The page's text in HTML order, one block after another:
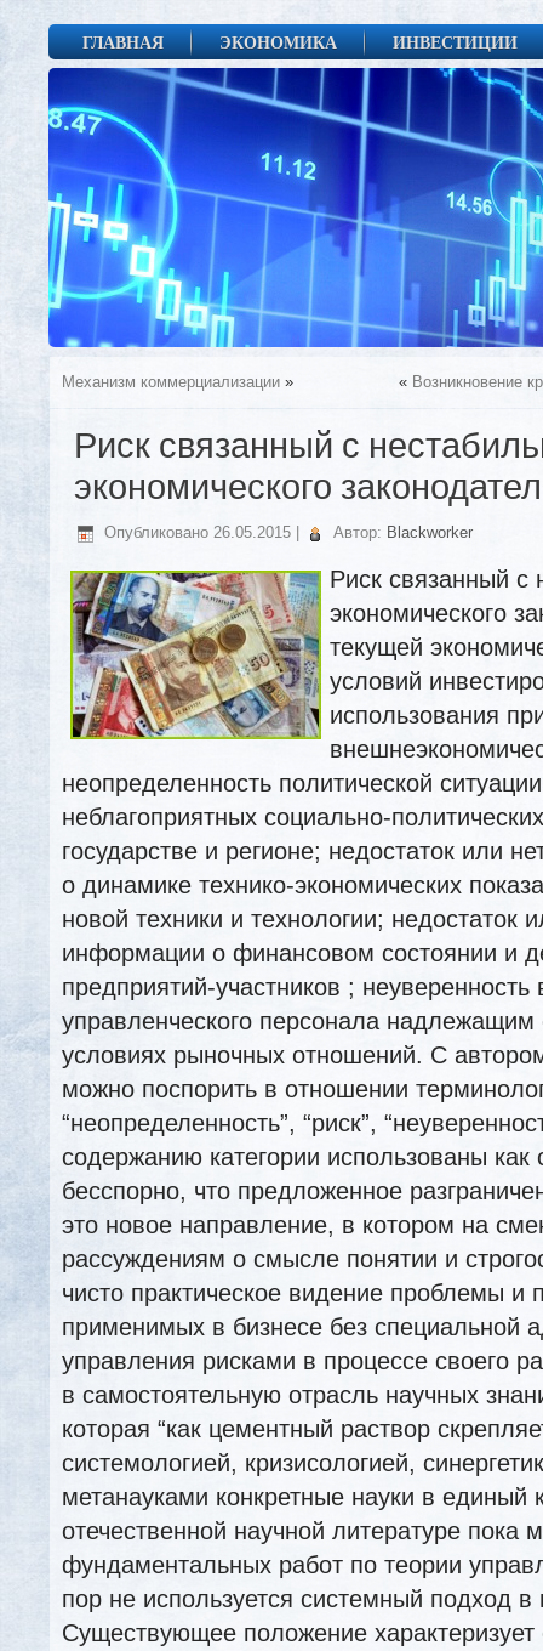
ГЛАВНАЯ ЭКОНОМИКА ИНВЕСТИЦИИ
Механизм коммерциализации » « Возникновение
Риск связанный с
экономического
Опубликовано 26.05.2015 Автор: Blackworker
Риск связанный с
экономического
текущей
условий
использования
неопределенность политической
неблагоприятных социально-
государстве и регионе; недостаток или
о динамике технико-экономических
новой техники и технологии; недостаток
информации о финансовом состоянии и
предприятий-участников ; неуверенность
управленческого персонала надлежащим
условиях рыночных отношений. С
можно поспорить в отношении
“неопределенность”, “риск”,
содержанию категории использованы
бесспорно, что предложенное
это новое направление, в котором на
рассуждениям о смысле понятии и
чисто практическое видение проблемы и
применимых в бизнесе без специальной
управления рисками в процессе своего
в самостоятельную отрасль научных
которая “как цементный раствор
системологией, кризисологией,
метанауками конкретные науки в единый
отечественной научной литературе пока
фундаментальных работ по теории
пор не используется системный подход
Существующее положение характеризует